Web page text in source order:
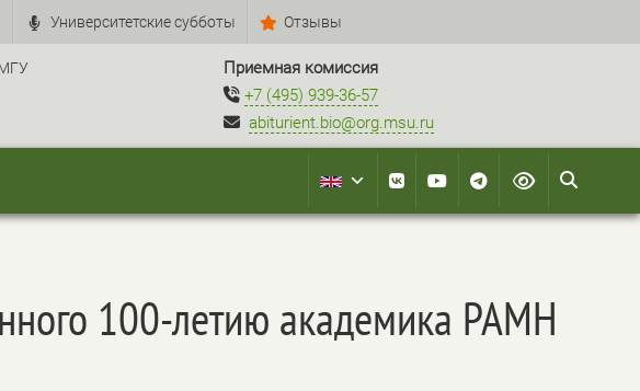
Университетские субботы Отзывы
Приемная комиссия
+7 (495) 939-36-57
abiturient.bio@org.msu.ru
100-летию академика РАМН